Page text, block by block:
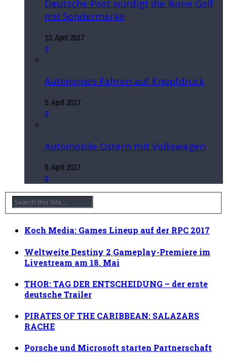
Deutsche Post würdigt die Ikone Golf
mit Sondermarke
13. April 2017
0
Autonomes Fahren auf Knopfdruck
5. April 2017
0
Automobile Ostern mit Volkswagen
5. April 2017
0
Koch Media: Games Lineup auf der RPC 2017
Weltweite Destiny 2 Gameplay-Premiere im
Livestream am 18. Mai
THOR: TAG DER ENTSCHEIDUNG – der erste
deutsche Trailer
PIRATES OF THE CARIBBEAN: SALAZARS
RACHE
Porsche und Microsoft starten Partnerschaft